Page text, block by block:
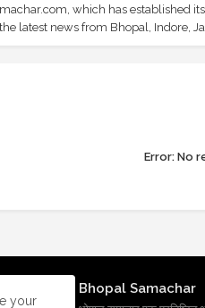
which has established
latest news from Bhopal, Indore,
Error:No
Bhopal Samachar
your